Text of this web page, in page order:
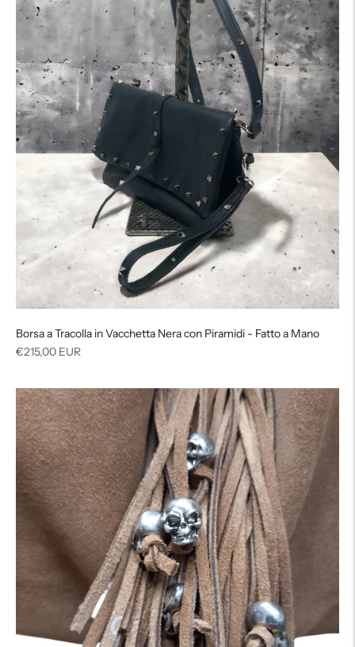
Borsa a Tracolla in Vacchetta Nera con Piramidi - Fatto a Mano
Prezzo
listino
€215,00 EUR